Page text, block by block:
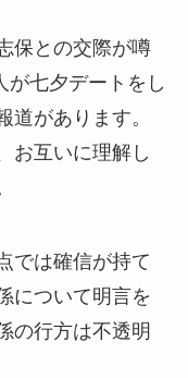
保との交際が噂
が七夕デートをし
道があります。
お互いに理解し
では確信が持て
について明言を
の行方は不透明